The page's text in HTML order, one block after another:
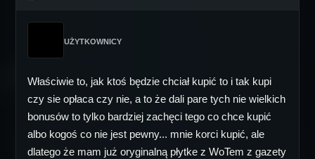
UŻYTKOWNICY
Właściwie to, jak ktoś będzie chciał kupić to i tak kupi
czy sie opłaca czy nie, a to że dali pare tych nie wielkich
bonusów to tylko bardziej zachęci tego co chce kupić
albo kogoś co nie jest pewny... mnie korci kupić, ale
dlatego że mam już oryginalną płytke z WoTem z gazety